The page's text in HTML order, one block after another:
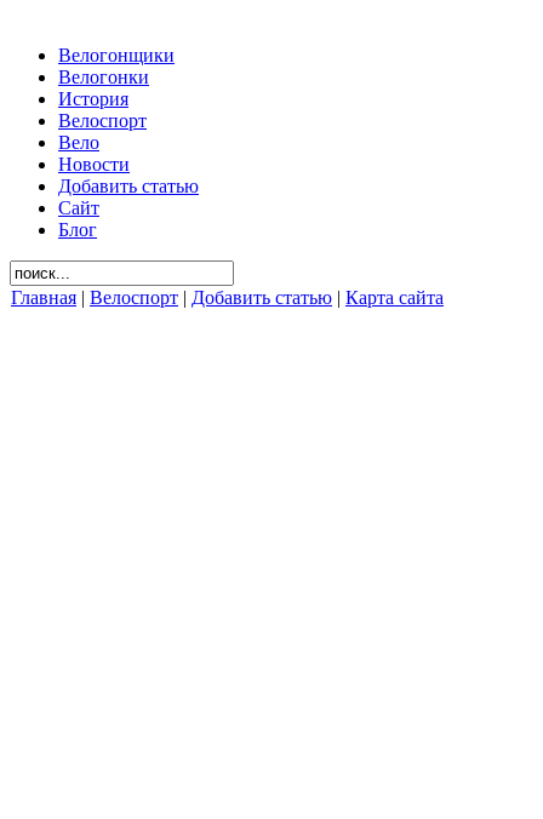
Велогонщики
Велогонки
История
Велоспорт
Вело
Новости
Добавить статью
Сайт
Блог
Главная | Велоспорт | Добавить статью | Карта сайта